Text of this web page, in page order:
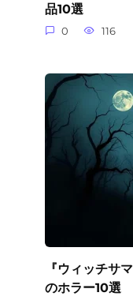
品10選
0 116
『ウィッチサ
のホラー10選